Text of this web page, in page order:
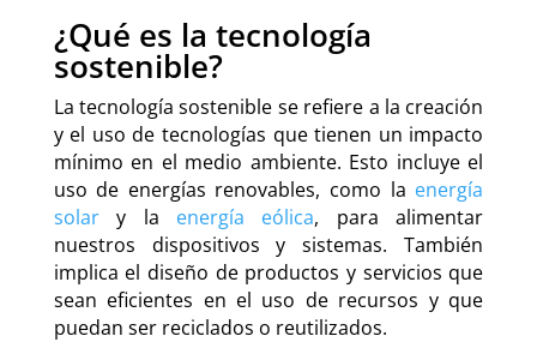
¿Qué es la tecnología
sostenible?
La tecnología sostenible se refiere a la creación
y el uso de tecnologías que tienen un impacto
mínimo en el medio ambiente. Esto incluye el
uso de energías renovables, como la energía
solary la energía eólica, para alimentar
nuestros dispositivos y sistemas. También
implica el diseño de productos y servicios que
sean eficientes en el uso de recursos y que
puedan ser reciclados o reutilizados.